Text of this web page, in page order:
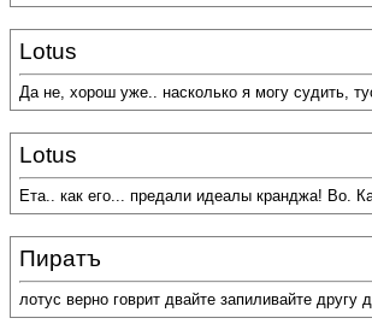
Lotus
Да не, хорош уже.. насколько я могу судить,
Lotus
Ета.. как его... предали идеалы кранджа! Во.
Пиратъ
лотус верно говрит двайте запиливайте